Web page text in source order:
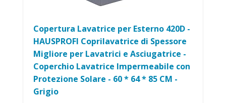
Copertura Lavatrice per Esterno 420D -
HAUSPROFI Coprilavatrice di Spessore
Migliore per Lavatrici e Asciugatrice -
Coperchio Lavatrice Impermeabile con
Protezione Solare - 60 * 64 * 85 CM -
Grigio